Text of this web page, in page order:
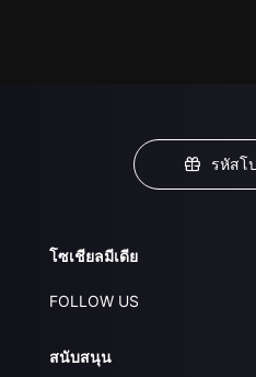
รหัสโ
โซเชียลมีเดีย
FOLLOW US
สนับสนุน